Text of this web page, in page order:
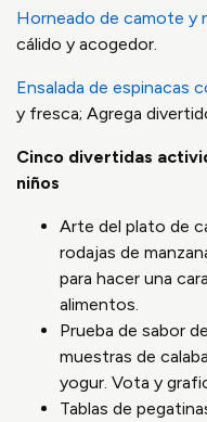
Horneado de camote y
cálido y acogedor.
Ensalada de espinacas
y fresca; Agrega
Cinco divertidas
niños
Arte del plato de
rodajas de
para hacer una
alimentos.
Prueba de sabor
muestras de
yogur. Vota y
Tablas de